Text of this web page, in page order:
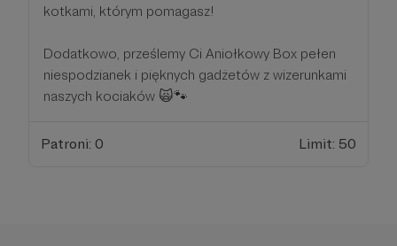
kotkami, którym pomagasz!
Dodatkowo, prześlemy Ci Aniołkowy Box pełen
niespodzianek i pięknych gadżetów z wizerunkami
naszych kociaków 🙀🐾
Patroni: 0 Limit: 50